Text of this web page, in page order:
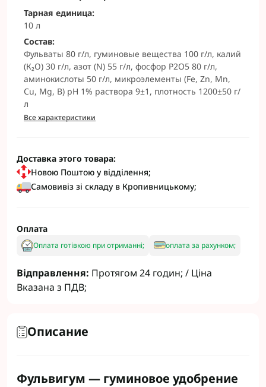
Тарная единица:
10 л
Состав:
Фульваты 80 г/л, гуминовые вещества 100 г/л, калий
(К₂О) 30 г/л, азот (N) 55 г/л, фосфор P2O5 80 г/л,
аминокислоты 50 г/л, микроэлементы (Fe, Zn, Mn,
Cu, Mg, B) pH 1% раствора 9±1, плотность 1200±50 г/
л
Все характеристики
Доставка этого товара:
Новою Поштою у відділення;
Самовивіз зі складу в Кропивницькому;
Оплата
Оплата готівкою при отриманні; оплата за рахунком;
Відправлення: Протягом 24 годин; / Ціна
Вказана з ПДВ;
Описание
Фульвигум — гуминовое удобрение